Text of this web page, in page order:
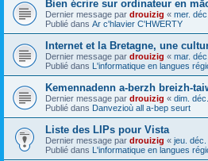
Bien écrire sur ordinateur en
Dernier message par drouizig « mer.
Publié dans Ar c'hlavier C'HWERTY
Internet et la Bretagne, une
Dernier message par drouizig « mar.
Publié dans L'informatique en langues
Kemennadenn a-berzh breizh-
Dernier message par drouizig « dim.
Publié dans Danvezioù all a-bep seurt
Liste des LIPs pour Vista
Dernier message par drouizig « jeu. déc.
Publié dans L'informatique en langues